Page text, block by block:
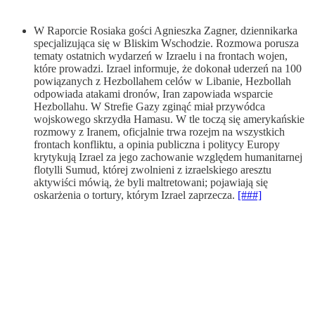
W Raporcie Rosiaka gości Agnieszka Zagner, dziennikarka
specjalizująca się w Bliskim Wschodzie. Rozmowa porusza
tematy ostatnich wydarzeń w Izraelu i na frontach wojen,
które prowadzi. Izrael informuje, że dokonał uderzeń na 100
powiązanych z Hezbollahem celów w Libanie, Hezbollah
odpowiada atakami dronów, Iran zapowiada wsparcie
Hezbollahu. W Strefie Gazy zginąć miał przywódca
wojskowego skrzydła Hamasu. W tle toczą się amerykańskie
rozmowy z Iranem, oficjalnie trwa rozejm na wszystkich
frontach konfliktu, a opinia publiczna i politycy Europy
krytykują Izrael za jego zachowanie względem humanitarnej
flotylli Sumud, której zwolnieni z izraelskiego aresztu
aktywiści mówią, że byli maltretowani; pojawiają się
oskarżenia o tortury, którym Izrael zaprzecza. [###]